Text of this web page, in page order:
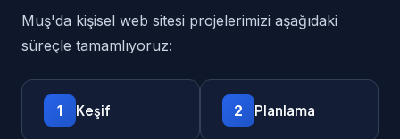
Muş'da kişisel web sitesi projelerimizi aşağıdaki
süreçle tamamlıyoruz:
1 Keşif 2 Planlama